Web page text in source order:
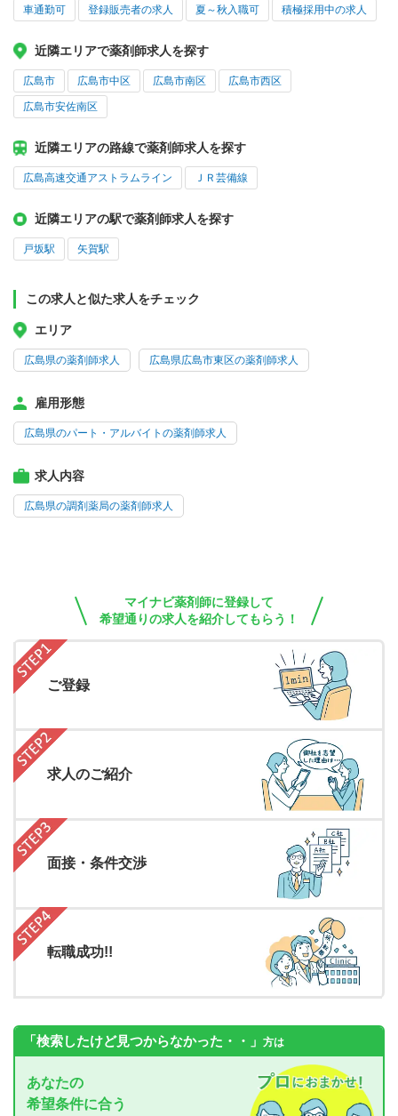
車通勤可 登録販売者の求人 夏～秋入職可 積極採用中の求人
近隣エリアで薬剤師求人を探す
広島市 広島市中区 広島市南区 広島市西区
広島市安佐南区
近隣エリアの路線で薬剤師求人を探す
広島高速交通アストラムライン ＪＲ芸備線
近隣エリアの駅で薬剤師求人を探す
戸坂駅 矢賀駅
この求人と似た求人をチェック
エリア
広島県の薬剤師求人 広島県広島市東区の薬剤師求人
雇用形態
広島県のパート・アルバイトの薬剤師求人
求人内容
広島県の調剤薬局の薬剤師求人
マイナビ薬剤師に登録して
希望通りの求人を紹介してもらう！
ご登録
求人のご紹介
面接・条件交渉
転職成功!!
「検索したけど見つからなかった・・」 方は
あなたの
希望条件に合う